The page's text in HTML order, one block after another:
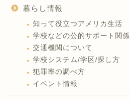
暮らし情報
知って役立つアメリカ生活
学校などの公的サポート関係
交通機関について
学校システム/学区/探し方
犯罪率の調べ方
イベント情報